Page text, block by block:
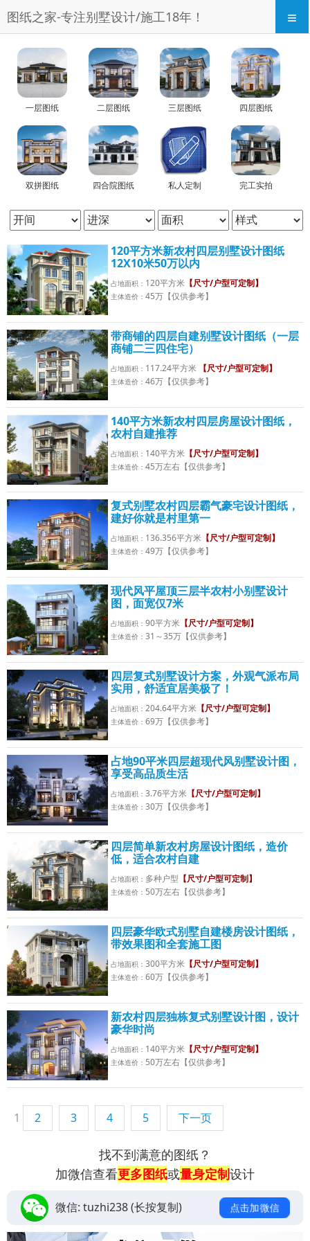
图纸之家-专注别墅设计/施工18年！ ≡
一层图纸 二层图纸 三层图纸 四层图纸
双拼图纸 四合院图纸 私人定制 完工实拍
120平方米新农村四层别墅设计图纸
12X10米50万以内
占地面积： 120平方米 【尺寸/户型可定制】
主体造价： 45万【仅供参考】
带商铺的四层自建别墅设计图纸（一层
商铺二三四住宅）
占地面积： 117.24平方米 【尺寸/户型可定制】
主体造价： 46万【仅供参考】
140平方米新农村四层房屋设计图纸，
农村自建推荐
占地面积： 140平方米 【尺寸/户型可定制】
主体造价： 45万左右【仅供参考】
复式别墅农村四层霸气豪宅设计图纸，
建好你就是村里第一
占地面积： 136.356平方米 【尺寸/户型可定制】
主体造价： 49万【仅供参考】
现代风平屋顶三层半农村小别墅设计
图，面宽仅7米
占地面积： 90平方米 【尺寸/户型可定制】
主体造价： 31～35万【仅供参考】
四层复式别墅设计方案，外观气派布局
实用，舒适宜居美极了！
占地面积： 204.64平方米 【尺寸/户型可定制】
主体造价： 69万【仅供参考】
占地90平米四层超现代风别墅设计图，
享受高品质生活
占地面积： 3.76平方米 【尺寸/户型可定制】
主体造价： 30万【仅供参考】
四层简单新农村房屋设计图纸，造价
低，适合农村自建
占地面积： 多种户型 【尺寸/户型可定制】
主体造价： 50万左右【仅供参考】
四层豪华欧式别墅自建楼房设计图纸，
带效果图和全套施工图
占地面积： 300平方米 【尺寸/户型可定制】
主体造价： 60万【仅供参考】
新农村四层独栋复式别墅设计图，设计
豪华时尚
占地面积： 140平方米 【尺寸/户型可定制】
主体造价： 50万左右【仅供参考】
1 2 3 4 5 下一页
找不到满意的图纸？
加微信查看更多图纸或量身定制设计
微信: tuzhi238(长按复制) 点击加微信